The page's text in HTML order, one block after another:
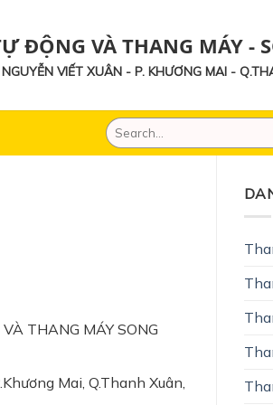
ĐỘNG VÀ THANG MÁY -
VIẾT XUÂN - P. KHƯƠNG MAI -
Search
for:
THANG MÁY SONG
Mai, Q.Thanh Xuân,